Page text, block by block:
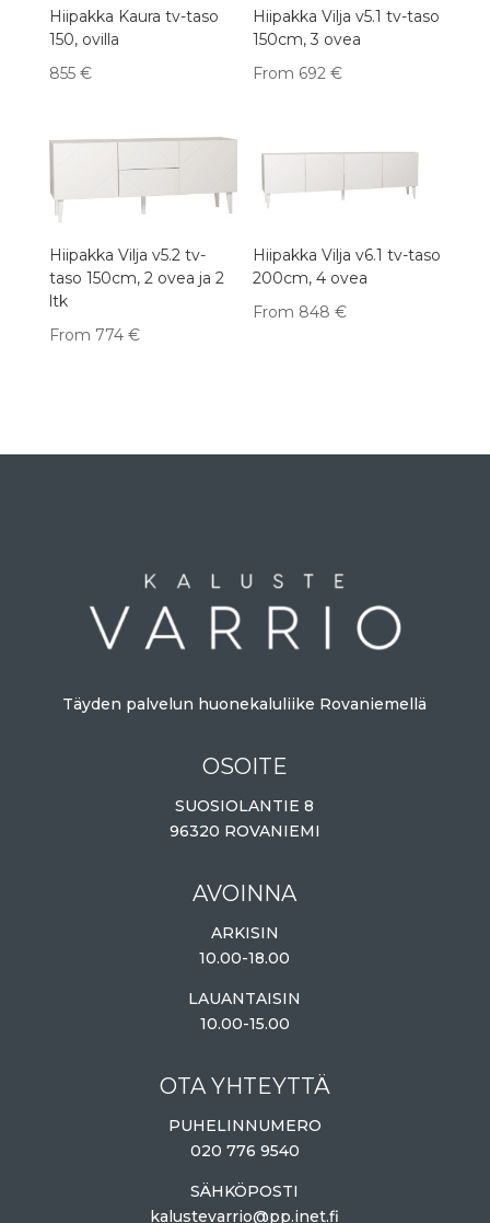
Hiipakka Kaura tv-taso
150, ovilla
855 €
Hiipakka Vilja v5.1 tv-taso
150cm, 3 ovea
From 692€
Hiipakka Vilja v5.2 tv-
taso 150cm, 2 ovea ja 2
ltk
From 774 €
Hiipakka Vilja v6.1 tv-taso
200cm, 4 ovea
From 848€
Täyden palvelun huonekaluliike Rovaniemellä
OSOITE
SUOSIOLANTIE 8
96320 ROVANIEMI
AVOINNA
ARKISIN
10.00-18.00
LAUANTAISIN
10.00-15.00
OTA YHTEYTTÄ
PUHELINNUMERO
020 776 9540
SÄHKÖPOSTI
kalustevarrio@pp.inet.fi